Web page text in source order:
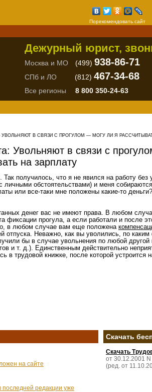
Порекомендовать сайт
Дежурный юрист,
Москва и МО (499) 938-86-71
СПб и ЛО (812) 467-34-68
Все регионы 8 800 350-24-63
В СВЯЗИ С ПРОГУЛОМ — МОГУ ЛИ Я
Увольняют в связи с
на зарплату
получилось, что я не явился на работу без
личными обстоятельствами) и меня
или все-таки мне положены какие-то деньги?
денег вас не имеют права. В любом
фиксации прогула, а если работали и после
в любом случае вам еще положена
отпуска. Неважно, как вы уволились, по
бы в случае увольнения по любой другой
и т. д.). Единственным действительно
в трудовой книжке, после которой устроится
на сайте
последней редакции уже
Скачать
Скачать
от 30.12.2001
(ред. от